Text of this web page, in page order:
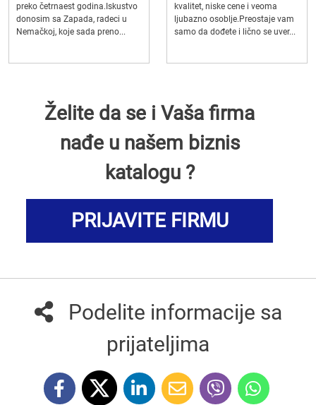
preko četrnaest godina.Iskustvo
donosim sa Zapada, radeci u
Nemačkoj, koje sada preno...
kvalitet, niske cene i veoma
ljubazno osoblje.Preostaje vam
samo da dođete i lično se uver...
Želite da se i Vaša firma
nađe u našem biznis
katalogu ?
PRIJAVITE FIRMU
Podelite informacije sa
prijateljima